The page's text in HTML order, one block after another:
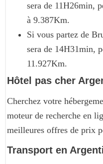
sera de 11H26min,
à 9.387Km.
Si vous partez de
sera de 14H31min,
11.927Km.
Hôtel pas cher
Cherchez votre
moteur de recherche en
meilleures offres de prix
Transport en